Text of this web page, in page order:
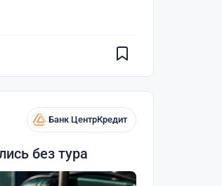
Банк ЦентрКредит
без тура